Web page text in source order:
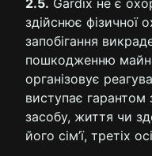
2.5. Gardix не є
здійснює фізичної
запобігання
пошкодженню
організовує
виступає гарантом
засобу, життя чи
його сім’ї, третіх